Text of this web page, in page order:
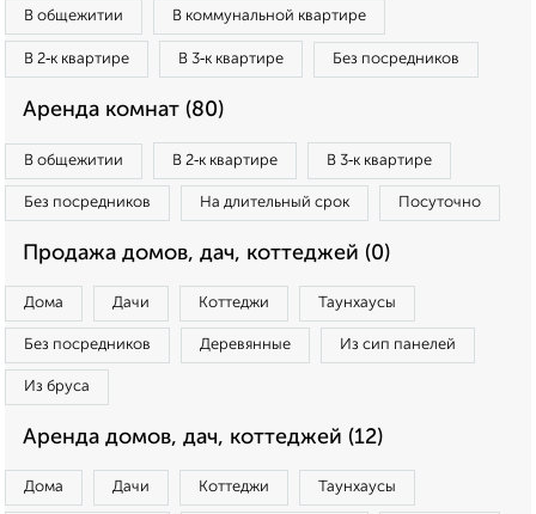
В общежитии В коммунальной квартире
В 2‑к квартире В 3‑к квартире Без посредников
Аренда комнат (80)
В общежитии В 2‑к квартире В 3‑к квартире
Без посредников На длительный срок Посуточно
Продажа домов, дач, коттеджей (0)
Дома Дачи Коттеджи Таунхаусы
Без посредников Деревянные Из сип панелей
Из бруса
Аренда домов, дач, коттеджей (12)
Дома Дачи Коттеджи Таунхаусы